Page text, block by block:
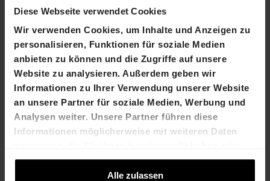
Diese Webseite verwendet Cookies
Wir verwenden Cookies, um Inhalte und Anzeigen zu
personalisieren, Funktionen für soziale Medien
anbieten zu können und die Zugriffe auf unsere
Website zu analysieren. Außerdem geben wir
Informationen zu Ihrer Verwendung unserer Website
an unsere Partner für soziale Medien, Werbung und
Analysen weiter. Unsere Partner führen diese
Informationen möglicherweise mit weiteren Daten
die sie im Rahmen Ihrer Nutzung der Dienste
Alle zulassen